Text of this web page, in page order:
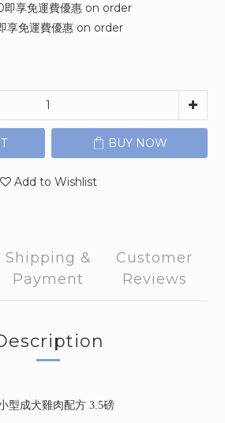
享免運費優惠 on order
享免運費優惠 on order
BUY NOW
Add to Wishlist
Shipping &
Payment
Customer
Reviews
型成犬雞肉配方 3.5磅